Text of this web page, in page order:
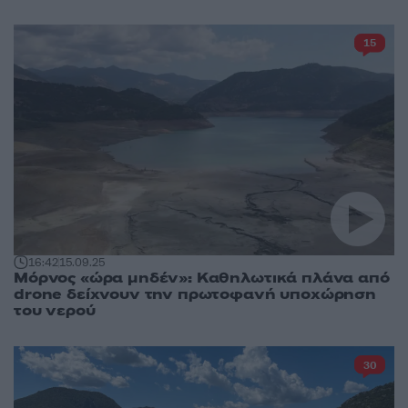
16:4215.09.25
Μόρνος «ώρα μηδέν»: Καθηλωτικά πλάνα από
drone δείχνουν την πρωτοφανή υποχώρηση
του νερού
15
30